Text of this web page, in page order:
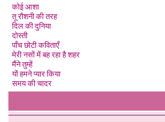
कोई आशा
तू रौशनी की तरह
दिल की दुनिया
दोस्ती
पाँच छोटी कविताएँ
मेरी नसों में बह रहा है शहर
मैंने तुम्हें
यों हमने प्यार किया
समय की चादर